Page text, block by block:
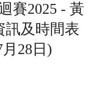
賽2025 - 黃
訊及時間表
28日)